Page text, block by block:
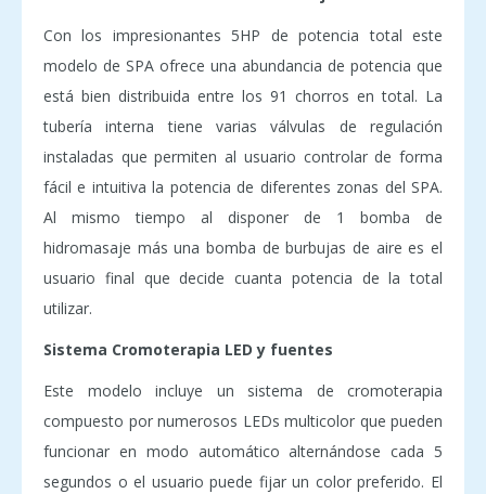
Con los impresionantes 5HP de potencia total este
modelo de SPA ofrece una abundancia de potencia que
está bien distribuida entre los 91 chorros en total. La
tubería interna tiene varias válvulas de regulación
instaladas que permiten al usuario controlar de forma
fácil e intuitiva la potencia de diferentes zonas del SPA.
Al mismo tiempo al disponer de 1 bomba de
hidromasaje más una bomba de burbujas de aire es el
usuario final que decide cuanta potencia de la total
utilizar.
Sistema Cromoterapia LED y fuentes
Este modelo incluye un sistema de cromoterapia
compuesto por numerosos LEDs multicolor que pueden
funcionar en modo automático alternándose cada 5
segundos o el usuario puede fijar un color preferido. El